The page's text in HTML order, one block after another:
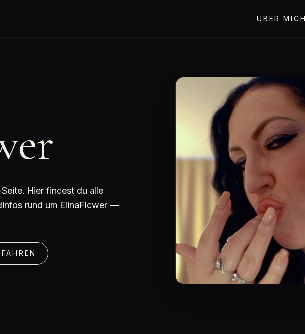
ÜBER MICH
Hier findest du alle
rund um ElinaFlower —